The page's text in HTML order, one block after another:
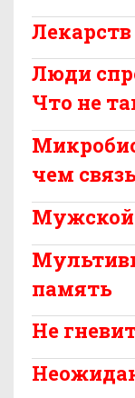
Люди
Что не
чем
Мужской
память
Не